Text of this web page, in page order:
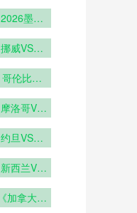
2026墨美
场馆混合用
衣室动线设
挪威VS塞
VS塞内加
哥伦比亚
伦比亚VS
摩洛哥VS
VS海地直
约旦VS阿
播约旦VS
在线直播
新西兰VS
VS埃及直
《加拿大球